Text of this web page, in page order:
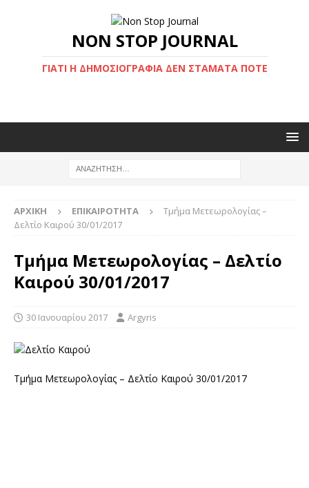
NON STOP JOURNAL
ΓΙΑΤΊ Η ΔΗΜΟΣΙΟΓΡΑΦΊΑ ΔΕΝ ΣΤΑΜΑΤΆ ΠΟΤΈ
ΑΡΧΙΚΉ ΕΠΙΚΑΙΡΌΤΗΤΑ
Τμήμα Μετεωρολογίας –
Δελτίο Καιρού 30/01/2017
Τμήμα Μετεωρολογίας – Δελτίο
Καιρού 30/01/2017
30 Ιανουαρίου 2017 Argyris
Τμήμα Μετεωρολογίας – Δελτίο Καιρού 30/01/2017